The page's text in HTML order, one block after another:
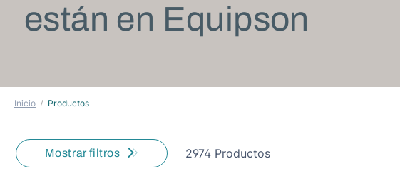
están en Equipson
Inicio Productos
Mostrar filtros 2974 Productos